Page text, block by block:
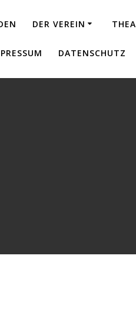
DER VEREIN
DATENSCHUTZ